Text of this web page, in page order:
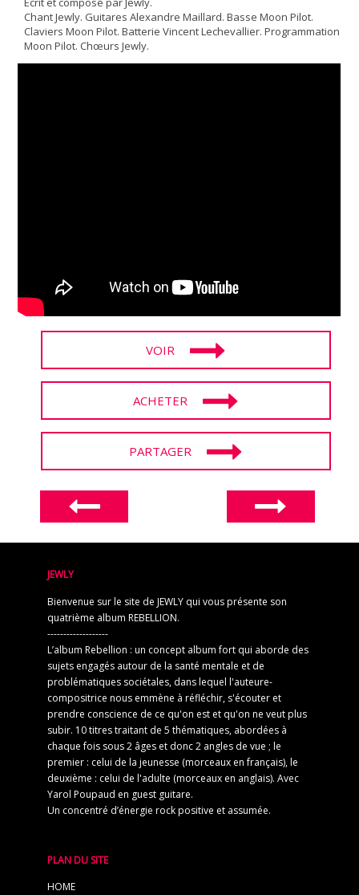
Chant Jewly. Guitares Alexandre Maillard. Basse Moon Pilot.
Claviers Moon Pilot. Batterie Vincent Lechevallier. Programmation
Moon Pilot. Chœurs Jewly.
VOIR
ACHETER
PARTAGER
JEWLY
Bienvenue sur le site de JEWLY qui vous présente son
quatrième album REBELLION.
-------------------
L’album Rebellion : un concept album fort qui aborde des
sujets engagés autour de la santé mentale et de
problématiques sociétales, dans lequel l'auteure-
compositrice nous emmène à réfléchir, s'écouter et
prendre conscience de ce qu'on est et qu'on ne veut plus
subir. 10 titres traitant de 5 thématiques, abordées à
chaque fois sous 2 âges et donc 2 angles de vue ; le
premier : celui de la jeunesse (morceaux en français), le
deuxième : celui de l'adulte (morceaux en anglais). Avec
Yarol Poupaud en guest guitare.
Un concentré d’énergie rock positive et assumée.
PLAN DU SITE
HOME